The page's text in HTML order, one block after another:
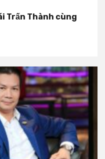
Trấn Thành cùng